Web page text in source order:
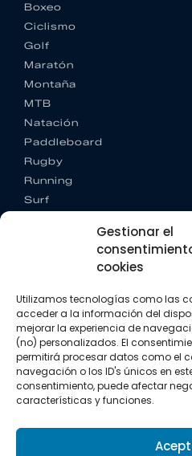
Gestionar el
cookies
Utilizamos tecnologías como las
acceder a la información del
mejorar la experiencia de
(no) personalizados. El
permitirá procesar datos como el
navegación o los ID's únicos en
consentimiento, puede afectar
características y funciones.
Boxeo
Ciclismo
Golf
Maratón
Montaña
MTB
Natación
Paddleboard
Rugby
Running
Surf
CONTACTO
+34 662 342 177
info@vkssport.com
SÍGUENOS